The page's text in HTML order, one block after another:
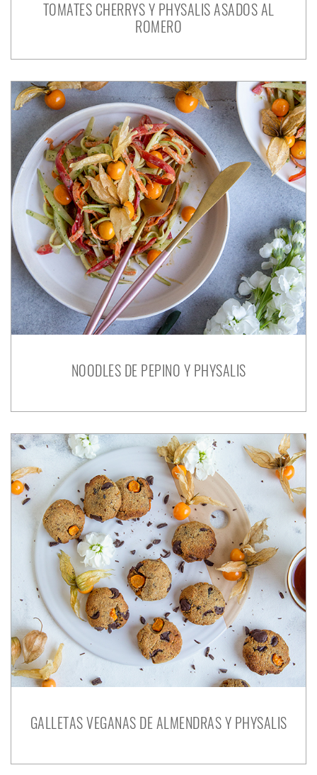
TOMATES CHERRYS Y PHYSALIS ASADOS AL
ROMERO
NOODLES DE PEPINO Y PHYSALIS
GALLETAS VEGANAS DE ALMENDRAS Y PHYSALIS